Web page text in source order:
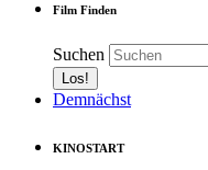
Film Finden
Suchen
Demnächst
KINOSTART